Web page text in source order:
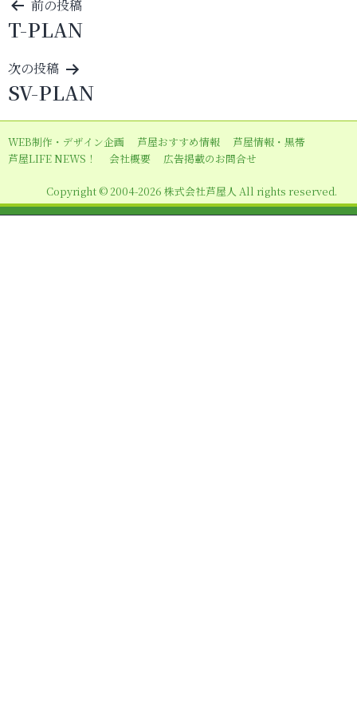
投
稿
ナ
ビ
ゲ
ー
シ
ン
前の投稿
T-PLAN
次の投稿
SV-PLAN
WEB制作・デザイン企画 芦屋おすすめ情報
芦屋情報・黒帯
芦屋LIFE NEWS！
会社概要 広告掲載のお問合せ
Copyright © 2004-2026 株式会社芦屋人 All rights reserved.